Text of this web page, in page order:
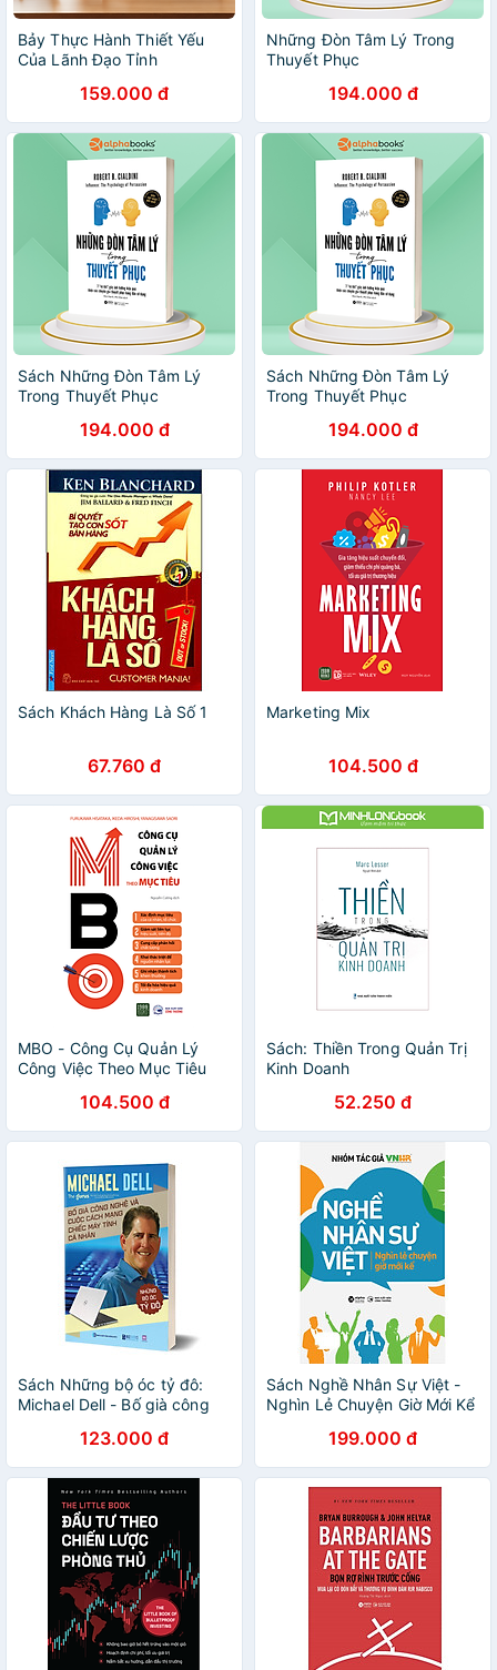
Bảy Thực Hành Thiết Yếu
Của Lãnh Đạo Tỉnh
Mindful Leader) - PACE185
159.000 đ
Những Đòn Tâm Lý Trong
Thuyết Phục
194.000 đ
Sách Những Đòn Tâm Lý
Trong Thuyết Phục
194.000 đ
Sách Những Đòn Tâm Lý
Trong Thuyết Phục
194.000 đ
Sách Khách Hàng Là Số 1
67.760 đ
Marketing Mix
104.500 đ
MBO - Công Cụ Quản Lý
Công Việc Theo Mục Tiêu
104.500 đ
Sách: Thiền Trong Quản Trị
Kinh Doanh
52.250 đ
Sách Những bộ óc tỷ đô:
Michael Dell - Bố già công
chiếc máy tính cá nhân
123.000 đ
Sách Nghề Nhân Sự Việt -
Nghìn Lẻ Chuyện Giờ Mới Kể
199.000 đ